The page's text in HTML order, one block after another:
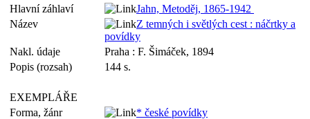
Hlavní záhlaví
Jahn, Metoděj, 1865-1942
Název
Z temných i světlých cest : náčrtky a
povídky
Nakl. údaje
Praha : F. Šimáček, 1894
Popis (rozsah)
144 s.
EXEMPLÁŘE
Forma, žánr
* české povídky